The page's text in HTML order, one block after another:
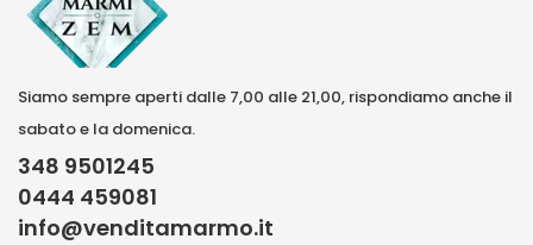
Siamo sempre aperti dalle 7,00 alle 21,00, rispondiamo anche il
sabato e la domenica.
348 9501245
0444 459081
info@venditamarmo.it